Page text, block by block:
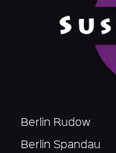
Berlin Rudow
Berlin Spandau